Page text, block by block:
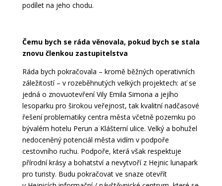
podílet na jeho chodu.
Čemu bych se ráda věnovala, pokud bych se stala
znovu členkou zastupitelstva
Ráda bych pokračovala – kromě běžných operativních
záležitostí – v rozeběhnutých velkých projektech: ať se
jedná o znovuotevření Vily Emila Simona a jejího
lesoparku pro širokou veřejnost, tak kvalitní nadčasové
řešení problematiky centra města včetně pozemku po
bývalém hotelu Perun a Klášterní ulice. Velký a bohužel
nedoceněný potenciál města vidím v podpoře
cestovního ruchu. Podpoře, která však respektuje
přírodní krásy a bohatství a nevytvoří z Hejnic lunapark
pro turisty. Budu pokračovat ve snaze otevřít